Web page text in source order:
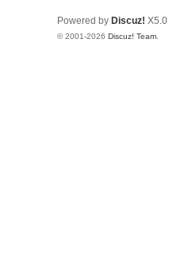
Powered by Discuz! X5.0
© 2001-2026 Discuz! Team